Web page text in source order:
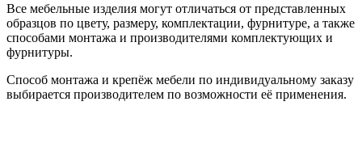
Все мебельные изделия могут отличаться от представленных
образцов по цвету, размеру, комплектации, фурнитуре, а также
способами монтажа и производителями комплектующих и
фурнитуры.
Способ монтажа и крепёж мебели по индивидуальному заказу
выбирается производителем по возможности её применения.